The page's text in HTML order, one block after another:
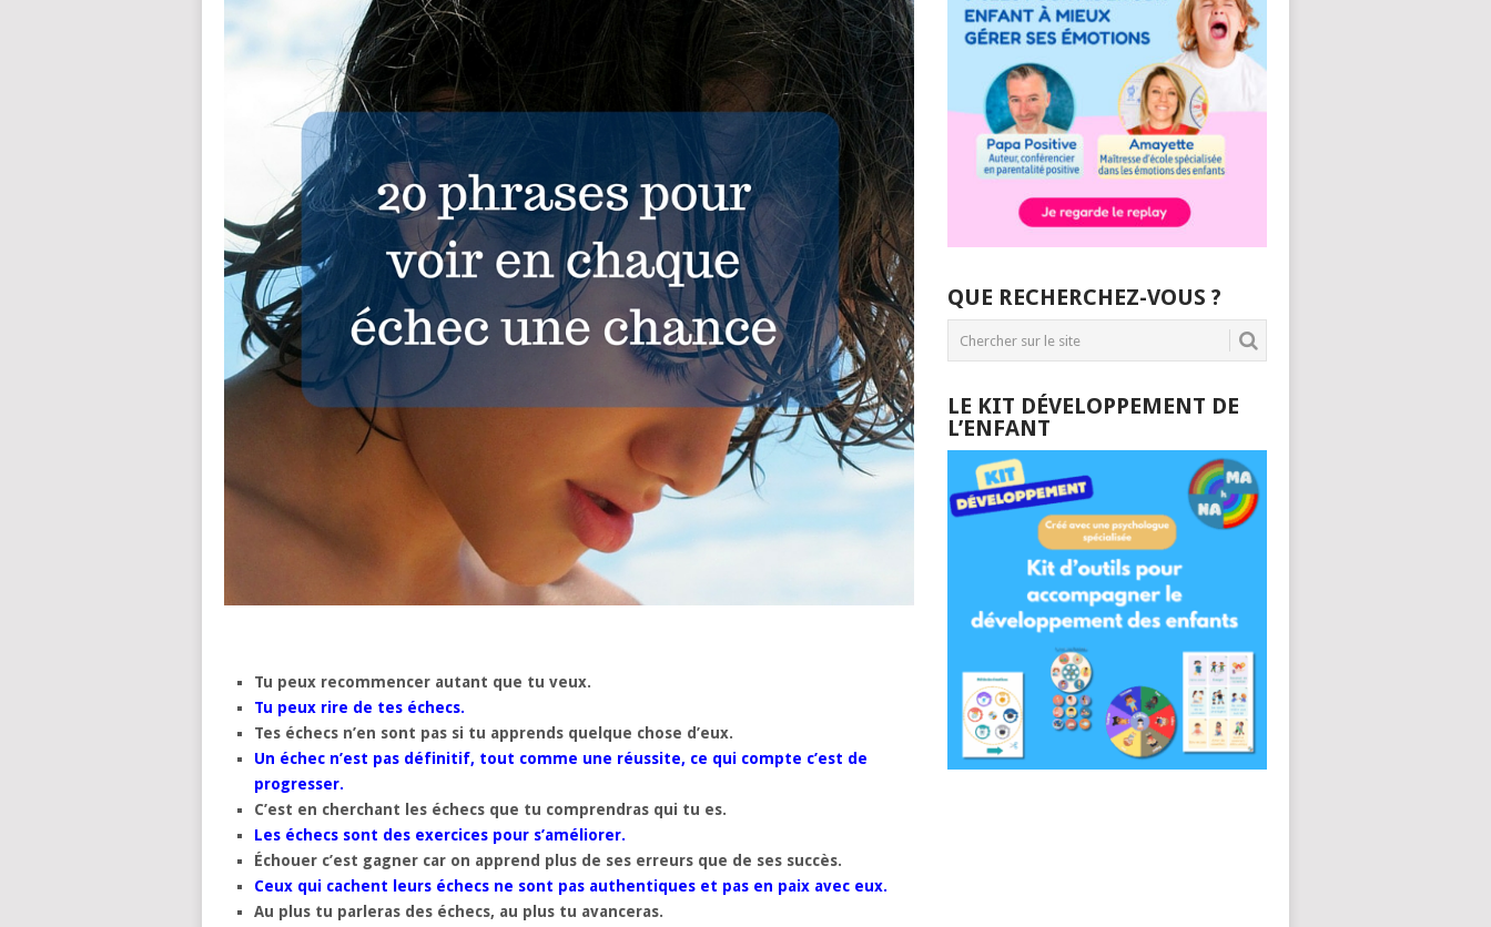
Tu peux recommencer autant que tu veux.
Tu peux rire de tes échecs.
Tes échecs n’en sont pas si tu apprends quelque chose d’eux.
Un échec n’est pas définitif, tout comme une réussite, ce qui compte c’est de
progresser.
C’est en cherchant les échecs que tu comprendras qui tu es.
Les échecs sont des exercices pour s’améliorer.
Échouer c’est gagner car on apprend plus de ses erreurs que de ses succès.
Ceux qui cachent leurs échecs ne sont pas authentiques et pas en paix avec eux.
Au plus tu parleras des échecs, au plus tu avanceras.
QUE RECHERCHEZ-VOUS ?
LE KIT DÉVELOPPEMENT DE
L’ENFANT